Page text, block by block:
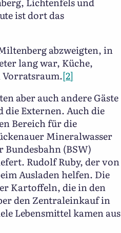
ist dort das
abzweigten, in
lang war, Küche,
Vorratsraum.[2]
aber auch andere Gäste
die Externen. Auch die
Bereich für die
Mineralwasser
(BSW)
Rudolf Ruby, der von
Ausladen helfen. Die
Kartoffeln, die in den
den Zentraleinkauf in
Lebensmittel kamen aus